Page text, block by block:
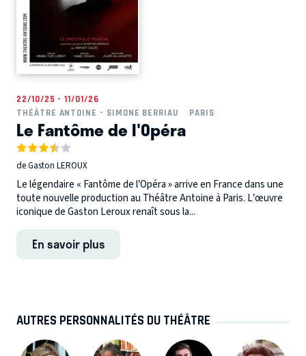
22/10/25 - 11/01/26
THÉÂTRE ANTOINE - SIMONE BERRIAU
PARIS
Le Fantôme de l'Opéra
de Gaston LEROUX
Le légendaire « Fantôme de l’Opéra » arrive en France dans une
toute nouvelle production au Théâtre Antoine à Paris. L’œuvre
iconique de Gaston Leroux renaît sous la...
En savoir plus
AUTRES PERSONNALITÉS DU THÉÂTRE